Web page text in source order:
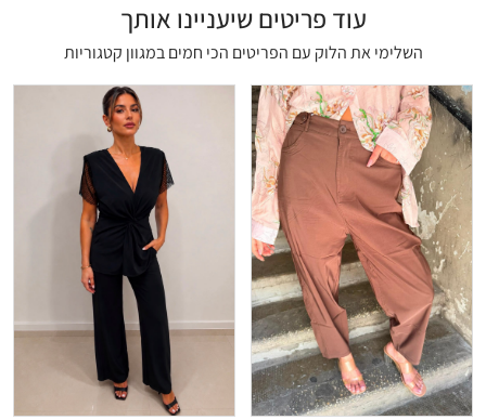
עוד פריטים שיעניינו אותך
השלימי את הלוק עם הפריטים הכי חמים במגוון קטגוריות